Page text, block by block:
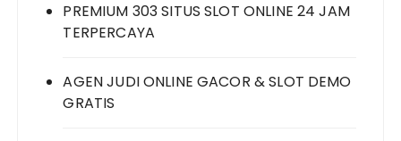
PREMIUM 303 SITUS SLOT ONLINE 24 JAM
TERPERCAYA
AGEN JUDI ONLINE GACOR & SLOT DEMO
GRATIS